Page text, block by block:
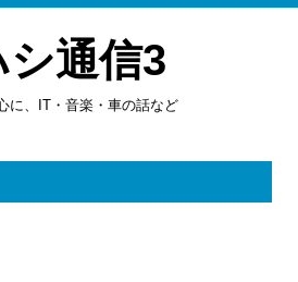
通信3
に、IT・音楽・車の話など